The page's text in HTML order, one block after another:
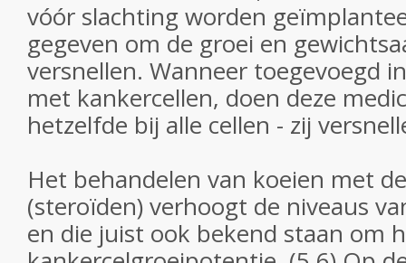
vóór slachting worden
gegeven om de groei en
versnellen. Wanneer toegevoegd
met kankercellen, doen deze
hetzelfde bij alle cellen - zij
Het behandelen van koeien met
(steroïden) verhoogt de niveaus
en die juist ook bekend staan om